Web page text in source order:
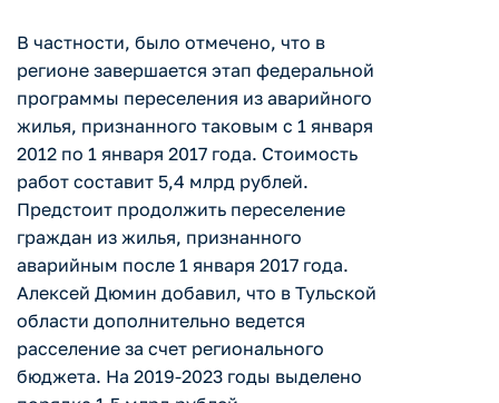
В частности, было отмечено, что в
регионе завершается этап федеральной
программы переселения из аварийного
жилья, признанного таковым с 1 января
2012 по 1 января 2017 года. Стоимость
работ составит 5,4 млрд рублей.
Предстоит продолжить переселение
граждан из жилья, признанного
аварийным после 1 января 2017 года.
Алексей Дюмин добавил, что в Тульской
области дополнительно ведется
расселение за счет регионального
бюджета. На 2019-2023 годы выделено